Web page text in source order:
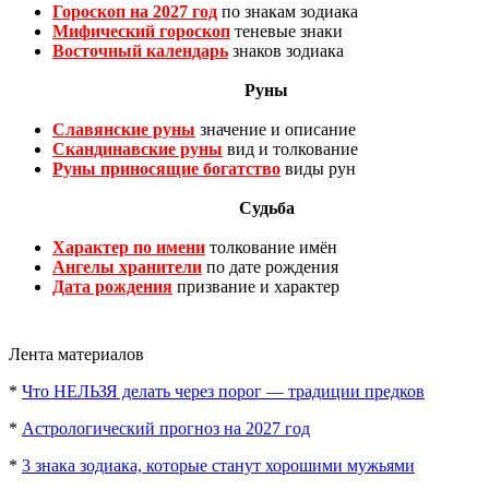
Гороскоп на 2027 год по знакам зодиака
Мифический гороскоп теневые знаки
Восточный календарь знаков зодиака
Руны
Славянские руны значение и описание
Скандинавские руны вид и толкование
Руны приносящие богатство виды рун
Судьба
Характер по имени толкование имён
Ангелы хранители по дате рождения
Дата рождения призвание и характер
Лента материалов
* Что НЕЛЬЗЯ делать через порог — традиции предков
* Астрологический прогноз на 2027 год
* 3 знака зодиака, которые станут хорошими мужьями